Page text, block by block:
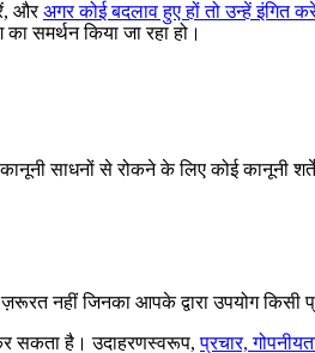
औरअगर कोई बदलाव हुए हों तो उन्हें इंगित
समर्थन किया जा रहा हो।
साधनों से रोकने के लिए कोई कानूनी
नहीं जिनका आपके द्वारा उपयोग किसी
कर सकता है। उदाहरणस्वरूप,प्रचार,